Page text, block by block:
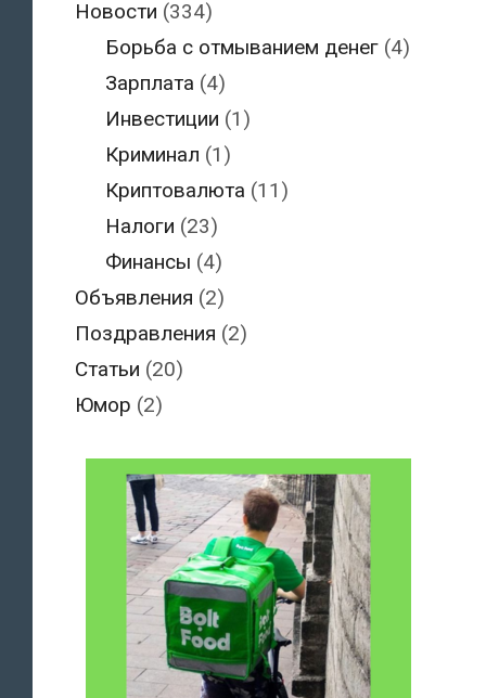
Новости (334)
Борьба с отмыванием денег (4)
Зарплата (4)
Инвестиции (1)
Криминал (1)
Криптовалюта (11)
Налоги (23)
Финансы (4)
Объявления (2)
Поздравления (2)
Статьи (20)
Юмор (2)